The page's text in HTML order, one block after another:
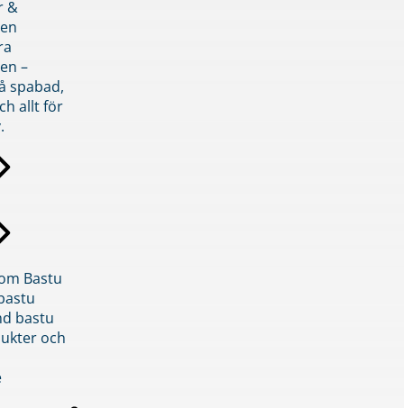
&
–
spabad,
allt för
Bastu
bastu
och